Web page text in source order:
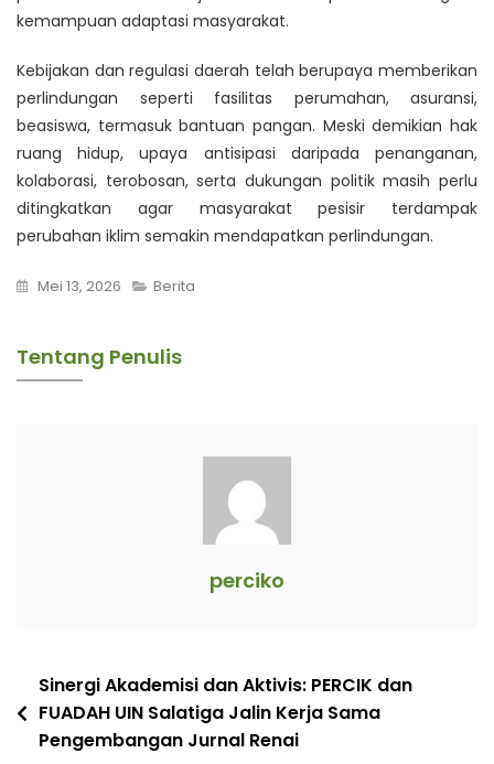
kemampuan adaptasi masyarakat.
Kebijakan dan regulasi daerah telah berupaya memberikan
perlindungan seperti fasilitas perumahan, asuransi,
beasiswa, termasuk bantuan pangan. Meski demikian hak
ruang hidup, upaya antisipasi daripada penanganan,
kolaborasi, terobosan, serta dukungan politik masih perlu
ditingkatkan agar masyarakat pesisir terdampak
perubahan iklim semakin mendapatkan perlindungan.
Mei 13, 2026 Berita
Tentang Penulis
perciko
Navigasi
pos
Sinergi Akademisi dan Aktivis: PERCIK dan
FUADAH UIN Salatiga Jalin Kerja Sama
Pengembangan Jurnal Renai